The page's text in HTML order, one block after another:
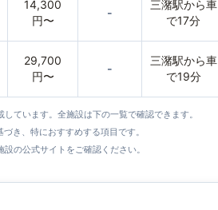
14,300
円〜
-
三潴駅から車
で17分
29,700
円〜
-
三潴駅から車
で19分
ています。全施設は下の一覧で確認できます。
き、特におすすめする項目です。
の公式サイトをご確認ください。